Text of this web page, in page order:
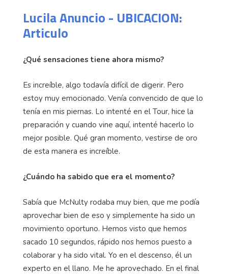
Lucila Anuncio - UBICACION:
Articulo
¿Qué sensaciones tiene ahora mismo?
Es increíble, algo todavía difícil de digerir. Pero
estoy muy emocionado. Venía convencido de que lo
tenía en mis piernas. Lo intenté en el Tour, hice la
preparación y cuando vine aquí, intenté hacerlo lo
mejor posible. Qué gran momento, vestirse de oro
de esta manera es increíble.
¿Cuándo ha sabido que era el momento?
Sabía que McNulty rodaba muy bien, que me podía
aprovechar bien de eso y simplemente ha sido un
movimiento oportuno. Hemos visto que hemos
sacado 10 segundos, rápido nos hemos puesto a
colaborar y ha sido vital. Yo en el descenso, él un
experto en el llano. Me he aprovechado. En el final